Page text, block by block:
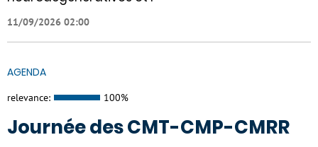
11/09/2026 02:00
AGENDA
relevance: 100%
Journée des CMT-CMP-CMRR